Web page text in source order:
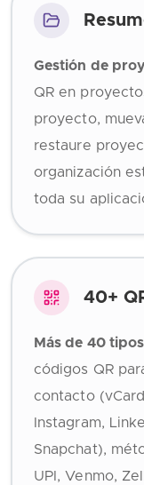
Gestión de
QR en
proyecto,
restaure
organización
toda su
40+
Más de 40
códigos QR
contacto
Instagram,
Snapchat),
UPI, Venmo,